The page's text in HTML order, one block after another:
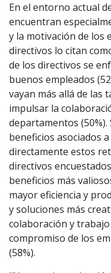
En el entorno actual
encuentran
y la motivación de los
directivos lo citan
de los directivos se
buenos empleados
vayan más allá de las
impulsar la
departamentos
beneficios asociados
directamente estos
directivos
beneficios más
mayor eficiencia y
y soluciones más
colaboración y
compromiso de los
(58%).